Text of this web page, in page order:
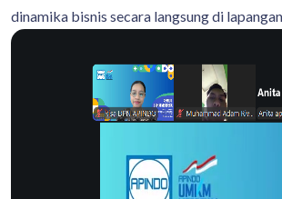
dinamika bisnis secara langsung di